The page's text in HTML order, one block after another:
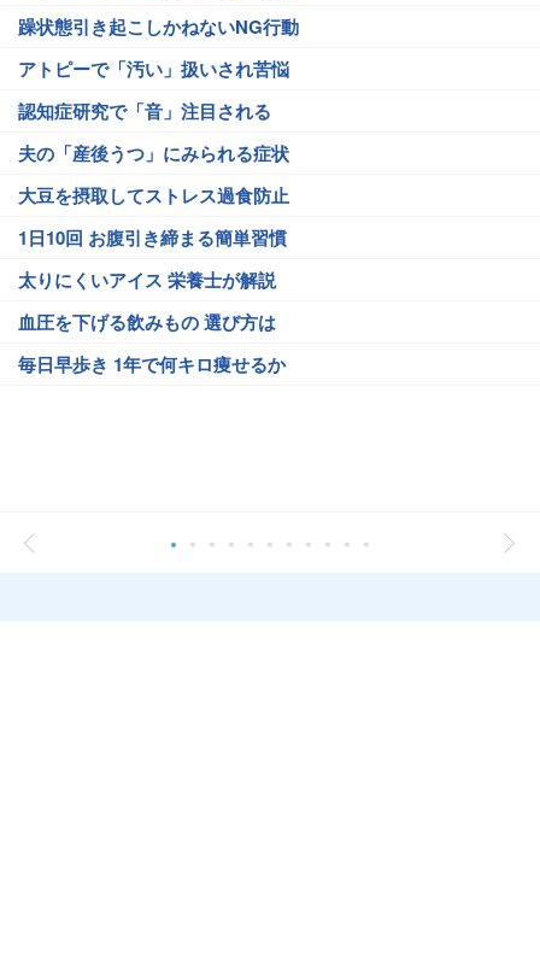
躁状態引き起こしかねないNG行動
アトピーで「汚い」扱いされ苦悩
認知症研究で「音」注目される
夫の「産後うつ」にみられる症状
大豆を摂取してストレス過食防止
1日10回 お腹引き締まる簡単習慣
太りにくいアイス 栄養士が解説
血圧を下げる飲みもの 選び方は
毎日早歩き 1年で何キロ痩せるか